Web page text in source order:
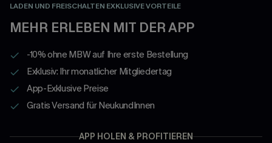
LADEN UND FREISCHALTEN EXKLUSIVE VORTEILE
MEHR ERLEBEN MIT DER APP
-10% ohne MBW auf Ihre erste Bestellung
Exklusiv: Ihr monatlicher Mitgliedertag
App-Exklusive Preise
Gratis Versand für NeukundInnen
APP HOLEN & PROFITIEREN